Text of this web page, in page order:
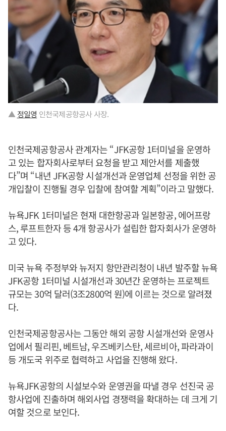
▲정일영 인천국제공항공사 사장.
인천국제공항공사 관계자는 “JFK공항 1터미널을 운영하
고 있는 합자회사로부터 요청을 받고 제안서를 제출했
다”며 “내년 JFK공항 시설개선과 운영업체 선정을 위한 공
개입찰이 진행될 경우 입찰에 참여할 계획”이라고 말했다.
뉴욕JFK 1터미널은 현재 대한항공과 일본항공, 에어프랑
스, 루프트한자 등 4개 항공사가 설립한 합자회사가 운영하
고 있다.
미국 뉴욕 주정부와 뉴저지 항만관리청이 내년 발주할 뉴욕
JFK공항 1터미널 시설개선과 30년간 운영하는 프로젝트
규모는 30억 달러(3조2800억 원)에 이르는 것으로 알려졌
다.
인천국제공항공사는 그동안 해외 공항 시설개선와 운영사
업에서 필리핀, 베트남, 우즈베키스탄, 세르비아, 파라과이
등 개도국 위주로 협력하고 사업을 진행해 왔다.
뉴욕JFK공항의 시설보수와 운영권을 따낼 경우 선진국 공
항사업에 진출하며 해외사업 경쟁력을 확대하는 데 크게 기
여할 것으로 보인다.